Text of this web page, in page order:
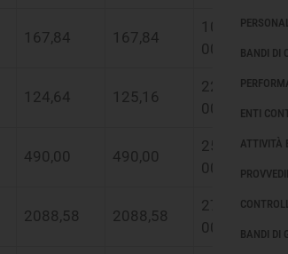
167,84 167,84
10/05/2018
00:00:00
124,64 125,16
22/12/2020
00:00:00
490,00 490,00
25/02/2021
00:00:00
2088,58 2088,58
27/12/2018
00:00:00
BANDI DI
ENTI
ATTIVITÀ
BANDI DI